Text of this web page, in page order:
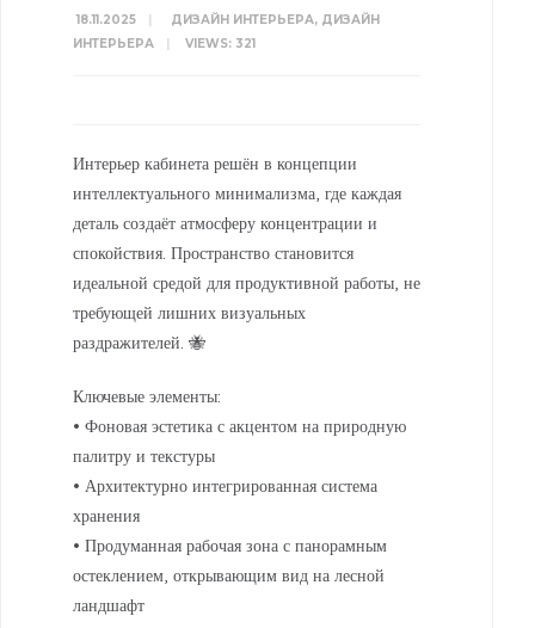
18.11.2025 | ДИЗАЙН ИНТЕРЬЕРА, ДИЗАЙН
ИНТЕРЬЕРА
| VIEWS: 321
Интерьер кабинета решён в концепции
интеллектуального минимализма, где каждая
деталь создаёт атмосферу концентрации и
спокойствия. Пространство становится
идеальной средой для продуктивной работы, не
требующей лишних визуальных
раздражителей. 🐝
Ключевые элементы:
• Фоновая эстетика с акцентом на природную
палитру и текстуры
• Архитектурно интегрированная система
хранения
• Продуманная рабочая зона с панорамным
остеклением, открывающим вид на лесной
ландшафт